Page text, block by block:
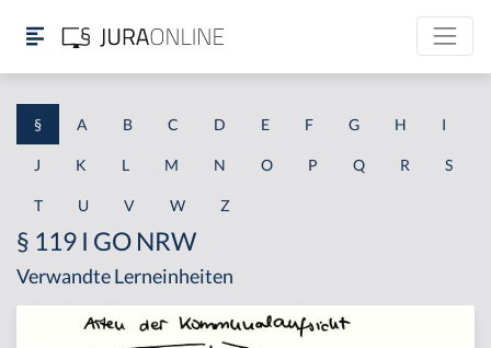
§ A B C D E F G H I
J K L M N O P Q R S
T U V W Z
§ 119 I GO NRW
Verwandte Lerneinheiten